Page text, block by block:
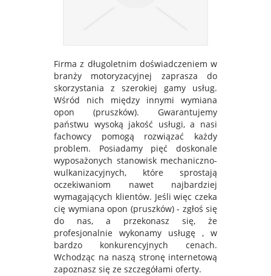
Firma z długoletnim doświadczeniem w
branży motoryzacyjnej zaprasza do
skorzystania z szerokiej gamy usług.
Wśród nich między innymi wymiana
opon (pruszków). Gwarantujemy
państwu wysoką jakość usługi, a nasi
fachowcy pomogą rozwiązać każdy
problem. Posiadamy pięć doskonale
wyposażonych stanowisk mechaniczno-
wulkanizacyjnych, które sprostają
oczekiwaniom nawet najbardziej
wymagających klientów. Jeśli więc czeka
cię wymiana opon (pruszków) - zgłoś się
do nas, a przekonasz się, że
profesjonalnie wykonamy usługę , w
bardzo konkurencyjnych cenach.
Wchodząc na naszą stronę internetową
zapoznasz się ze szczegółami oferty.